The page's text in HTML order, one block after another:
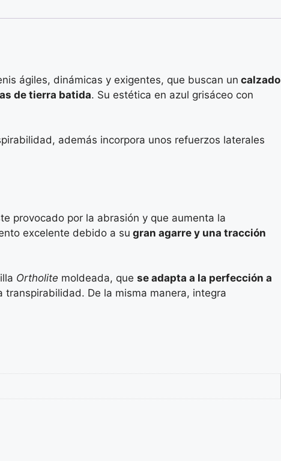
ágiles, dinámicas y exigentes, que buscan un calzado
de tierra batida. Su estética en azul grisáceo con
además incorpora unos refuerzos laterales
provocado por la abrasión y que aumenta la
excelente debido a su gran agarre y una tracción
Ortholite moldeada, que se adapta a la perfección a
De la misma manera, integra